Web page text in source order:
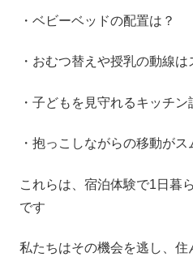
・ベビーベッドの配置は？
・おむつ替えや授乳の動線は
・子どもを見守れるキッチン
・抱っこしながらの移動がス
これらは、宿泊体験で1日暮
です
私たちはその機会を逃し、